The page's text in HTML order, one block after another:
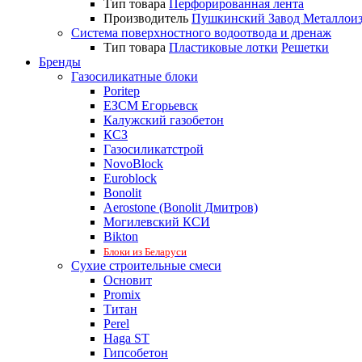
Тип товара Перфорированная лента
Производитель Пушкинский Завод
Система поверхностного водоотвода и дренаж
Тип товара Пластиковые лотки Решетки
Бренды
Газосиликатные блоки
Poritep
ЕЗСМ Егорьевск
Калужский газобетон
КСЗ
Газосиликатстрой
NovoBlock
Euroblock
Bonolit
Aerostone (Bonolit Дмитров)
Могилевский КСИ
Bikton
Блоки из Беларуси
Сухие строительные смеси
Основит
Promix
Титан
Perel
Haga ST
Гипсобетон